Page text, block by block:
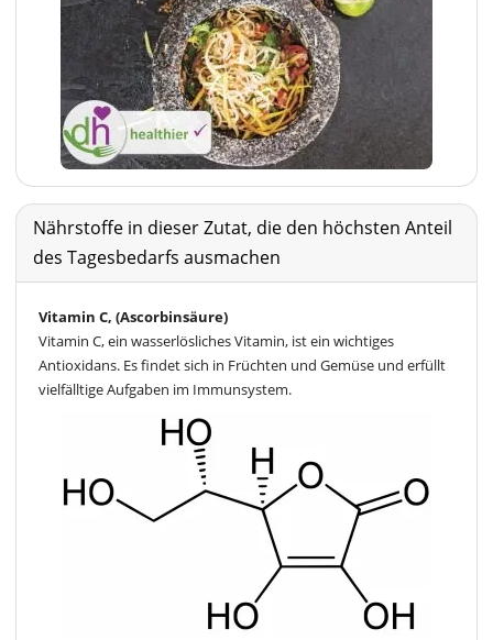
Nährstoffe in dieser Zutat, die den höchsten Anteil
des Tagesbedarfs ausmachen
Vitamin C, (Ascorbinsäure)
Vitamin C, ein wasserlösliches Vitamin, ist ein wichtiges
Antioxidans. Es findet sich in Früchten und Gemüse und erfüllt
vielfälltige Aufgaben im Immunsystem.